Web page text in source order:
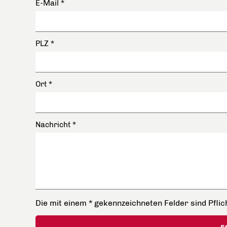
E-Mail *
PLZ *
Ort *
Nachricht *
Die mit einem * gekennzeichneten Felder sind